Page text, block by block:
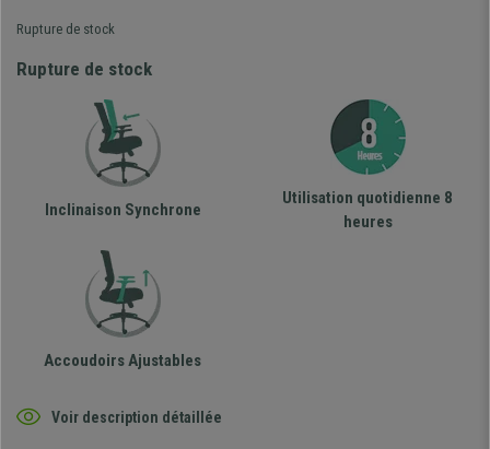
Rupture de stock
Rupture de stock
Inclinaison Synchrone
Utilisation quotidienne 8
heures
Accoudoirs Ajustables
Voir description détaillée